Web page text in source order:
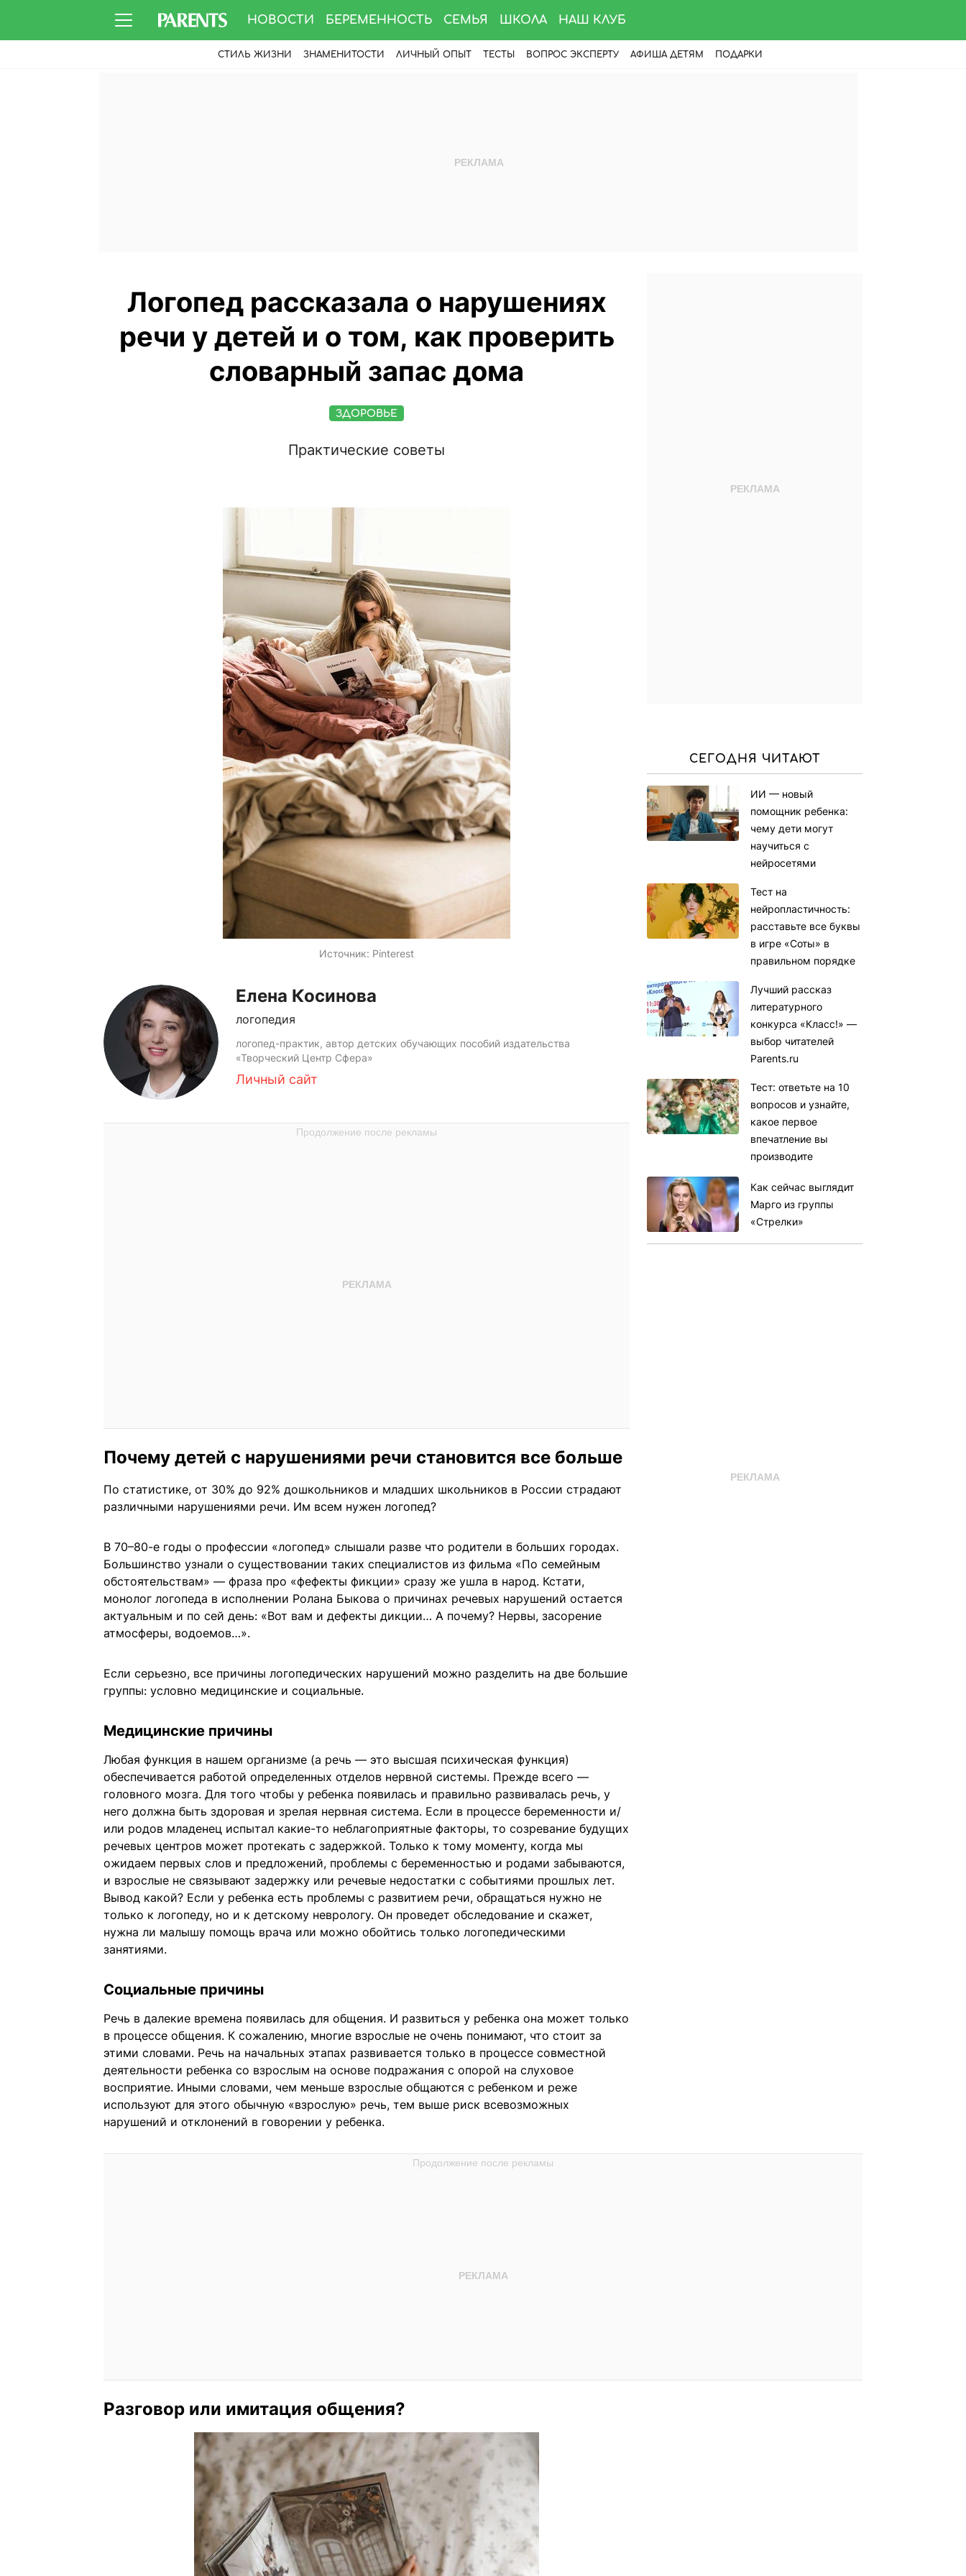
НОВОСТИ БЕРЕМЕННОСТЬ СЕМЬЯ ШКОЛА НАШ КЛУБ
СТИЛЬ ЖИЗНИ ЗНАМЕНИТОСТИ ЛИЧНЫЙ ОПЫТ ТЕСТЫ ВОПРОС ЭКСПЕРТУ АФИША ДЕТЯМ ПОДАРКИ
Логопед рассказала о нарушениях
речи у детей и о том, как проверить
словарный запас дома
ЗДОРОВЬЕ
Практические советы
Источник: Pinterest
Елена Косинова
логопедия
логопед-практик, автор детских обучающих пособий издательства
«Творческий Центр Сфера»
Личный сайт
Почему детей с нарушениями речи становится все больше
По статистике, от 30% до 92% дошкольников и младших школьников в России страдают
различными нарушениями речи. Им всем нужен логопед?
В 70–80-е годы о профессии «логопед» слышали разве что родители в больших городах.
Большинство узнали о существовании таких специалистов из фильма «По семейным
обстоятельствам» — фраза про «фефекты фикции» сразу же ушла в народ. Кстати,
монолог логопеда в исполнении Ролана Быкова о причинах речевых нарушений остается
актуальным и по сей день: «Вот вам и дефекты дикции… А почему? Нервы, засорение
атмосферы, водоемов…».
Если серьезно, все причины логопедических нарушений можно разделить на две большие
группы: условно медицинские и социальные.
Медицинские причины
Любая функция в нашем организме (а речь — это высшая психическая функция)
обеспечивается работой определенных отделов нервной системы. Прежде всего —
головного мозга. Для того чтобы у ребенка появилась и правильно развивалась речь, у
него должна быть здоровая и зрелая нервная система. Если в процессе беременности и/
или родов младенец испытал какие-то неблагоприятные факторы, то созревание будущих
речевых центров может протекать с задержкой. Только к тому моменту, когда мы
ожидаем первых слов и предложений, проблемы с беременностью и родами забываются,
и взрослые не связывают задержку или речевые недостатки с событиями прошлых лет.
Вывод какой? Если у ребенка есть проблемы с развитием речи, обращаться нужно не
только к логопеду, но и к детскому неврологу. Он проведет обследование и скажет,
нужна ли малышу помощь врача или можно обойтись только логопедическими
занятиями.
Социальные причины
Речь в далекие времена появилась для общения. И развиться у ребенка она может только
в процессе общения. К сожалению, многие взрослые не очень понимают, что стоит за
этими словами. Речь на начальных этапах развивается только в процессе совместной
деятельности ребенка со взрослым на основе подражания с опорой на слуховое
восприятие. Иными словами, чем меньше взрослые общаются с ребенком и реже
используют для этого обычную «взрослую» речь, тем выше риск всевозможных
нарушений и отклонений в говорении у ребенка.
Разговор или имитация общения?
СЕГОДНЯ ЧИТАЮТ
ИИ — новый
помощник ребенка:
чему дети могут
научиться с
нейросетями
Тест на
нейропластичность:
расставьте все буквы
в игре «Соты» в
правильном порядке
Лучший рассказ
литературного
конкурса «Класс!» —
выбор читателей
Parents.ru
Тест: ответьте на 10
вопросов и узнайте,
какое первое
впечатление вы
производите
Как сейчас выглядит
Марго из группы
«Стрелки»